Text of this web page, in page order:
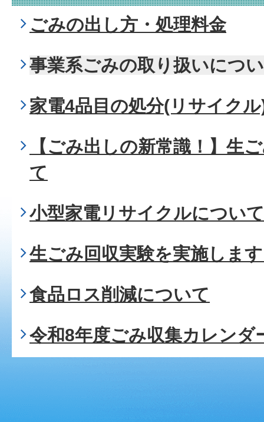
ごみの出し方・処理料金
事業系ごみの取り扱いにつ
家電4品目の処分(リサイク
【ごみ出しの新常識！】生
て
小型家電リサイクルについて
生ごみ回収実験を実施しま
食品ロス削減について
令和8年度ごみ収集カレンダ